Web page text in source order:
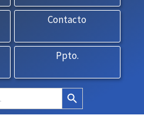
Contacto
Ppto.
Botón de búsqueda